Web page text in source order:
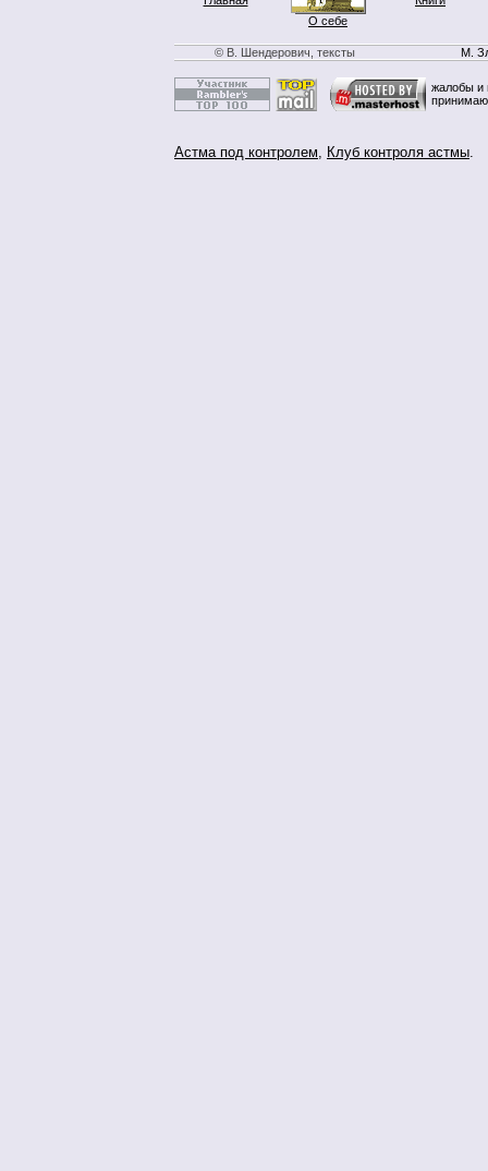
О себе
© В. Шендерович, тексты М.
жалобы и
Астма под контролем, Клуб контроля астмы.